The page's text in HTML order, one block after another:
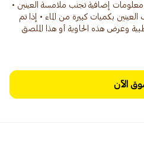
إضافية تجنب ملامسة العينين •
بكميات كبيرة من الماء • إذا تم
وعرض هذه الحاوية أو هذا الملصق
الآن